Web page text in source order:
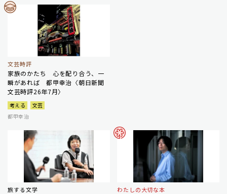
文芸時評
家族のかたち 心を配り合う、一
瞬があれば 都甲幸治〈朝日新聞
文芸時評26年7月〉
考える
文芸
都甲幸治
旅する文学 わたしの大切な本